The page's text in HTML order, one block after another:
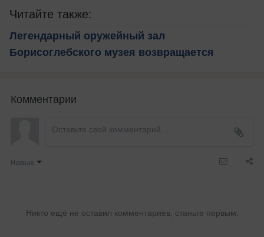
Читайте также:
Легендарный оружейный зал
Борисоглебского музея возвращается
Комментарии
Новые
Никто ещё не оставил комментариев, станьте первым.